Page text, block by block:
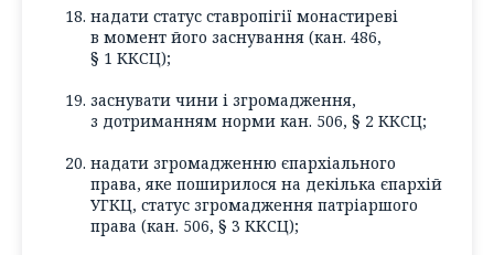
надати статус ставропігії монастиреві
в момент його заснування (кан. 486,
§ 1 ККСЦ);
заснувати чини і згромадження,
з дотриманням норми кан. 506, § 2 ККСЦ;
надати згромадженню єпархіального
права, яке поширилося на декілька єпархій
УГКЦ, статус згромадження патріаршого
права (кан. 506, § 3 ККСЦ);